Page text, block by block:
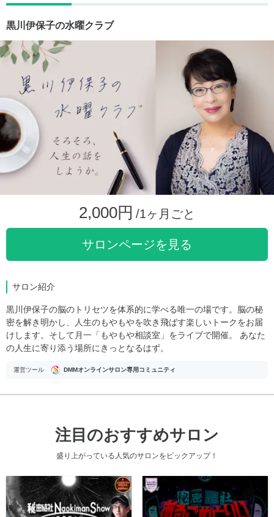
黒川伊保子の水曜クラブ
2,000円 /1ヶ月ごと
サロンページを見る
サロン紹介
黒川伊保子の脳のトリセツを体系的に学べる唯一の場です。脳の秘
密を解き明かし、人生のもやもやを吹き飛ばす楽しいトークをお届
けします。そして月一「もやもや相談室」をライブで開催。 あなた
の人生に寄り添う場所にきっとなるはず。
運営ツール DMMオンラインサロン専用コミュニティ
注目のおすすめサロン
盛り上がっている人気のサロンをピックアップ！